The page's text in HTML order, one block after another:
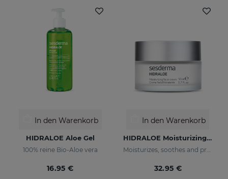
In den Warenkorb
HIDRALOE Aloe Gel
100% reine Bio-Aloe vera
16.95 €
In den Warenkorb
HIDRALOE Moisturizing Facial Cream
Moisturizes, soothes and protects your skin
32.95 €